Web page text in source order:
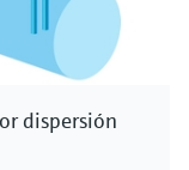
dispersión